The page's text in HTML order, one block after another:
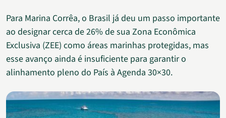
Para Marina Corrêa, o Brasil já deu um passo importante
ao designar cerca de 26% de sua Zona Econômica
Exclusiva (ZEE) como áreas marinhas protegidas, mas
esse avanço ainda é insuficiente para garantir o
alinhamento pleno do País à Agenda 30×30.